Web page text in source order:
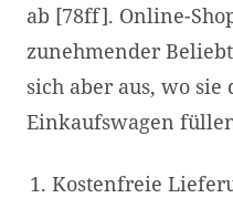
ab [78ff]. Online-
zunehmender
sich aber aus, wo
Einkaufswagen
Kostenfreie